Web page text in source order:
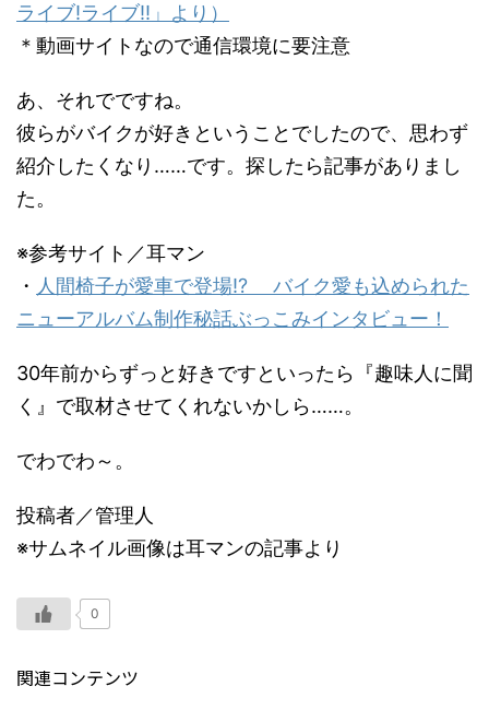
ライブ!ライブ!!」より）
＊動画サイトなので通信環境に要注意
あ、それでですね。
彼らがバイクが好きということでしたので、思わず
紹介したくなり……です。探したら記事がありまし
た。
※参考サイト／耳マン
・ 人間椅子が愛車で登場!? バイク愛も込められた
ニューアルバム制作秘話ぶっこみインタビュー！
30年前からずっと好きですといったら『趣味人に聞
く』で取材させてくれないかしら……。
でわでわ～。
投稿者／管理人
※サムネイル画像は耳マンの記事より
0
関連コンテンツ